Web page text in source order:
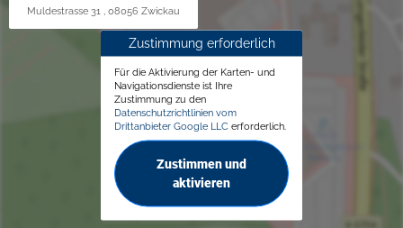
Muldestrasse 31 , 08056 Zwickau
Zustimmung erforderlich
Für die Aktivierung der Karten- und
Navigationsdienste ist Ihre
Zustimmung zu den
Datenschutzrichtlinien vom
Drittanbieter Google LLC erforderlich.
Zustimmen und
aktivieren